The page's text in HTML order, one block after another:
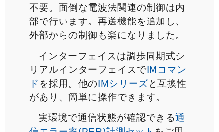
不要。面倒な電波法関連の制御は内
部で行います。再送機能を追加し、
外部からの制御も楽になりました。
インターフェイスは調歩同期式シ
リアルインターフェイスでIMコマン
ド を採用。他のIMシリーズと互換性
があり、簡単に操作できます。
実環境で通信状態が確認できる通